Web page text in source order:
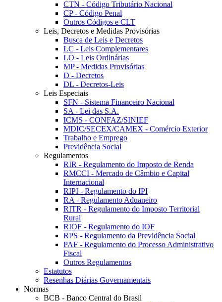
CTN - Código Tributário Nacional
CP - Código Penal
Outros Códigos e CLT
Leis, Decretos e Medidas Provisórias
Busca de Leis e Decretos
LC - Leis Complementares
LO - Leis Ordinárias
MP - Medidas Provisórias
D - Decretos
DL - Decretos-Leis
Leis Especiais
SFN - Sistema Financeiro Nacional
SA - Lei das S.A.
ICMS - CONFAZ/SINIEF
MDIC/SECEX/CAMEX - Comércio Exterior
Trabalho e Emprego
Previdência Social
Regulamentos
RIR - Regulamento do Imposto de Renda
RMCCI - Mercado de Câmbio e Capital
Internacional
RIPI - Regulamento do IPI
RA - Regulamento Aduaneiro
RITR - Regulamento do Imposto Territorial
Rural
RIOF - Regulamento do IOF
RPS - Regulamento da Previdência Social
PAF - Regulamento do Processo Administrativo
Fiscal
Outros Regulamentos
Estatutos
Resenhas Diárias Governamentais
Normas
BCB - Banco Central do Brasil